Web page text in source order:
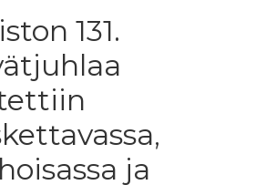
131.
ja